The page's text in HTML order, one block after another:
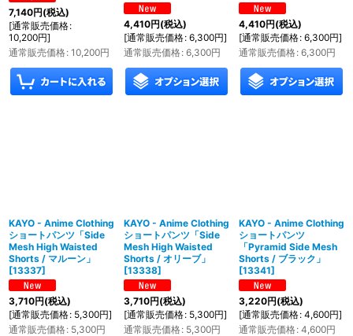
7,140円(税込)
[通常販売価格:
10,200円]
通常販売価格: 10,200円
4,410円(税込)
[通常販売価格: 6,300円]
通常販売価格: 6,300円
4,410円(税込)
[通常販売価格: 6,300円]
通常販売価格: 6,300円
KAYO - Anime Clothing
ショートパンツ「Side
Mesh High Waisted
Shorts / マルーン」
[13337]
3,710円(税込)
[通常販売価格: 5,300円]
通常販売価格: 5,300円
KAYO - Anime Clothing
ショートパンツ「Side
Mesh High Waisted
Shorts / オリーブ」
[13338]
3,710円(税込)
[通常販売価格: 5,300円]
通常販売価格: 5,300円
KAYO - Anime Clothing
ショートパンツ
「Pyramid Side Mesh
Shorts / ブラック」
[13341]
3,220円(税込)
[通常販売価格: 4,600円]
通常販売価格: 4,600円